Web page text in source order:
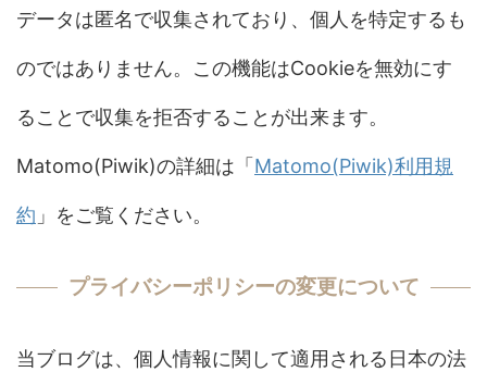
データは匿名で収集されており、個人を特定するも
のではありません。この機能はCookieを無効にす
ることで収集を拒否することが出来ます。
Matomo(Piwik)の詳細は「 Matomo(Piwik)利用規
約 」をご覧ください。
プライバシーポリシーの変更について
当ブログは、個人情報に関して適用される日本の法